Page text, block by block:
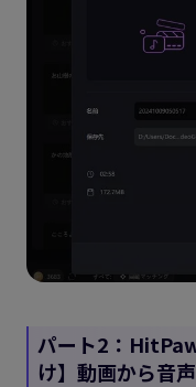
パート2：
け】動画から音